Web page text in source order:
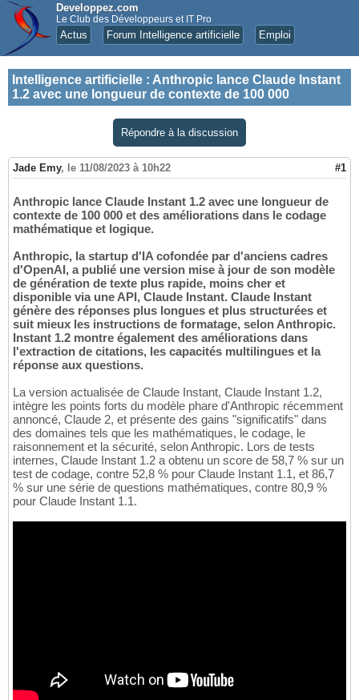
Developpez.com
Le Club des Développeurs et IT Pro
Actus Forum Intelligence artificielle Emploi
Intelligence artificielle : Anthropic lance Claude Instant
1.2 avec une longueur de contexte de 100 000
Répondre à la discussion
Jade Emy, le 11/08/2023 à 10h22 #1
Anthropic lance Claude Instant 1.2 avec une longueur de
contexte de 100 000 et des améliorations dans le codage
mathématique et logique.
Anthropic, la startup d'IA cofondée par d'anciens cadres
d'OpenAI, a publié une version mise à jour de son modèle
de génération de texte plus rapide, moins cher et
disponible via une API, Claude Instant. Claude Instant
génère des réponses plus longues et plus structurées et
suit mieux les instructions de formatage, selon Anthropic.
Instant 1.2 montre également des améliorations dans
l'extraction de citations, les capacités multilingues et la
réponse aux questions.
La version actualisée de Claude Instant, Claude Instant 1.2,
intègre les points forts du modèle phare d'Anthropic récemment
annoncé, Claude 2, et présente des gains "significatifs" dans
des domaines tels que les mathématiques, le codage, le
raisonnement et la sécurité, selon Anthropic. Lors de tests
internes, Claude Instant 1.2 a obtenu un score de 58,7 % sur un
test de codage, contre 52,8 % pour Claude Instant 1.1, et 86,7
% sur une série de questions mathématiques, contre 80,9 %
pour Claude Instant 1.1.